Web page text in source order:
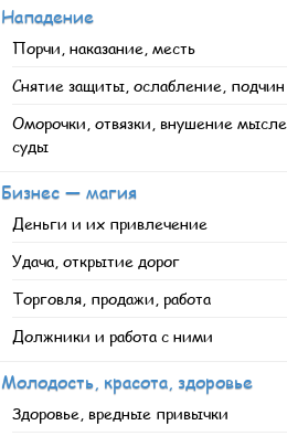
Нападение
Порчи, наказание, месть
Снятие защиты, ослабление, подчин
Оморочки, отвязки, внушение
суды
Бизнес — магия
Деньги и их привлечение
Удача, открытие дорог
Торговля, продажи, работа
Должники и работа с ними
Молодость, красота, здоровье
Здоровье, вредные привычки